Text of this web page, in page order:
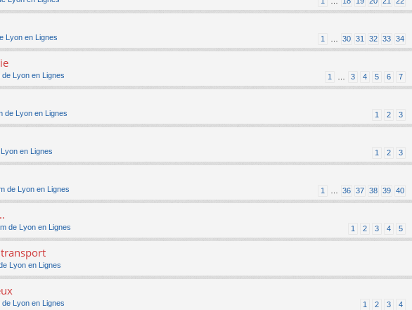
1 … 30 31 32 33 34
Lyon en Lignes
1 … 3 4 5 6 7
de Lyon en Lignes
1 2 3
de Lyon en Lignes
1 2 3
en Lignes
1 … 36 37 38 39 40
de Lyon en Lignes
1 2 3 4 5
de Lyon en Lignes
Lyon en Lignes
1 2 3 4
de Lyon en Lignes